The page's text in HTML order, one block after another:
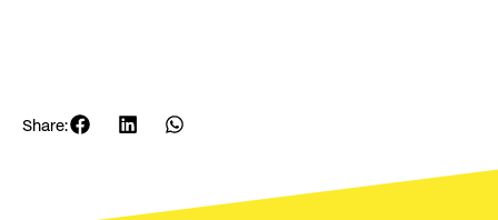
Share: